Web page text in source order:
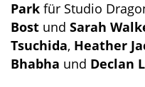
Park für Studio
Bost und Sarah
Tsuchida, Heather
Bhabha und Declan